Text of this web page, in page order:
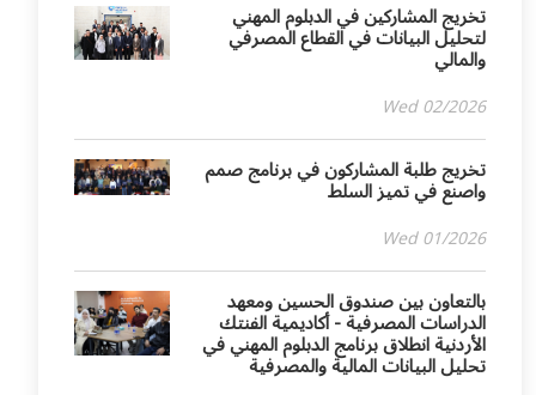
تخريج المشاركين في الدبلوم المهني
لتحليل البيانات في القطاع المصرفي
والمالي
Wed 02/2026
تخريج طلبة المشاركون في برنامج صمم
واصنع في تميز السلط
Wed 01/2026
بالتعاون بين صندوق الحسين ومعهد
الدراسات المصرفية - أكاديمية الفنتك
الأردنية انطلاق برنامج الدبلوم المهني في
تحليل البيانات المالية والمصرفية